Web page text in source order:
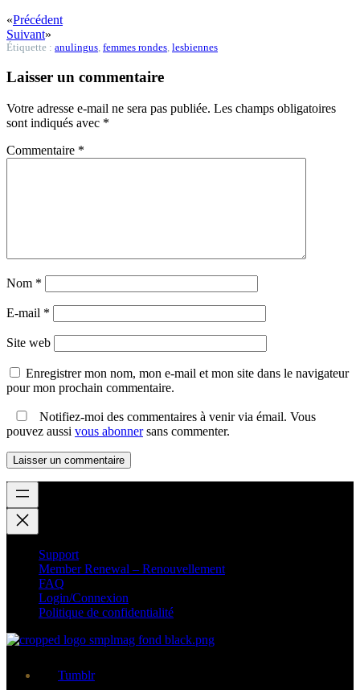
«Précédent
Suivant»
Étiquette : anulingus femmes rondes lesbiennes
Laisser un commentaire
Votre adresse e-mail ne sera pas publiée. Les champs obligatoires
sont indiqués avec *
Commentaire *
Nom *
E-mail *
Site web
Enregistrer mon nom, mon e-mail et mon site dans le navigateur
pour mon prochain commentaire.
Notifiez-moi des commentaires à venir via émail. Vous
pouvez aussi vous abonnersans commenter.
Support
Member Renewal – Renouvellement
FAQ
Login/Connexion
Politique de confidentialité
Tumblr